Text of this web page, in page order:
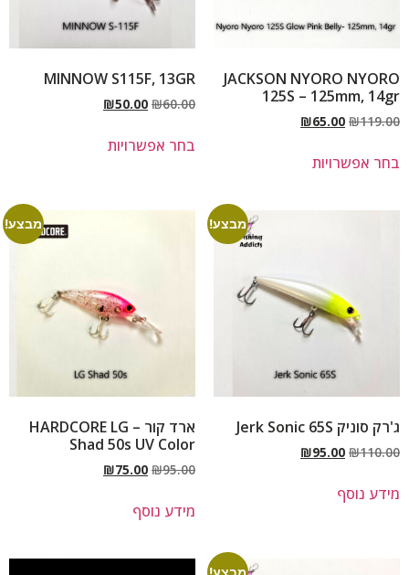
JACKSON NYORO NYORO
125S – 125mm, 14gr
₪119.00
₪65.00
בחר אפשרויות
MINNOW S115F, 13GR
₪60.00
₪50.00
בחר אפשרויות
מבצע!
ג'רק סוניק Jerk Sonic 65S
₪110.00
₪95.00
מידע נוסף
מבצע!
ארד קור – HARDCORE LG
Shad 50s UV Color
₪95.00
₪75.00
מידע נוסף